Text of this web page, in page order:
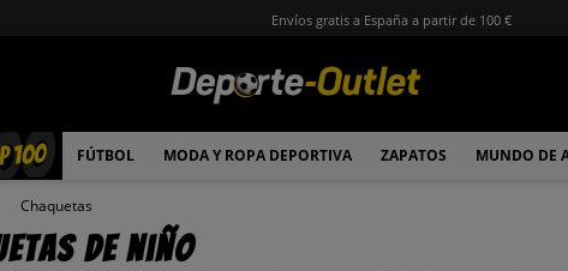
Envíos gratis a España a partir de 100 €
100 FÚTBOL MODA Y ROPA DEPORTIVA ZAPATOS MUNDO DE
Chaquetas
de niño